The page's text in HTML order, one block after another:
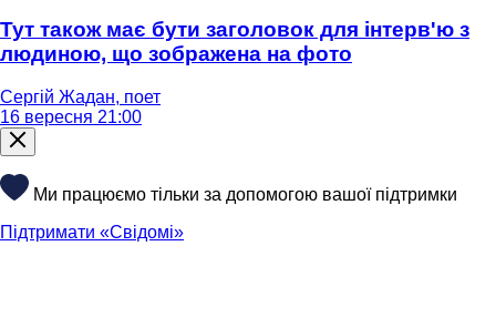
Тут також має бути заголовок для інтерв'ю з
людиною, що зображена на фото
Сергій Жадан, поет
16 вересня 21:00
Ми працюємо тільки за допомогою вашої підтримки
Підтримати «Свідомі»